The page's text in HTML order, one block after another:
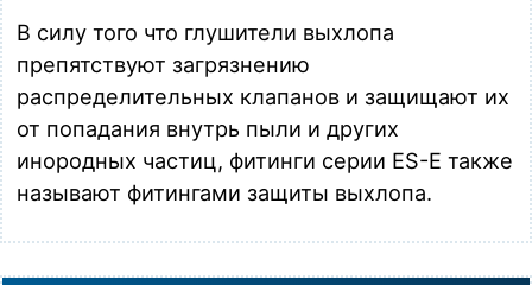
В силу того что глушители выхлопа
препятствуют загрязнению
распределительных клапанов и защищают их
от попадания внутрь пыли и других
инородных частиц, фитинги серии ES-E также
называют фитингами защиты выхлопа.